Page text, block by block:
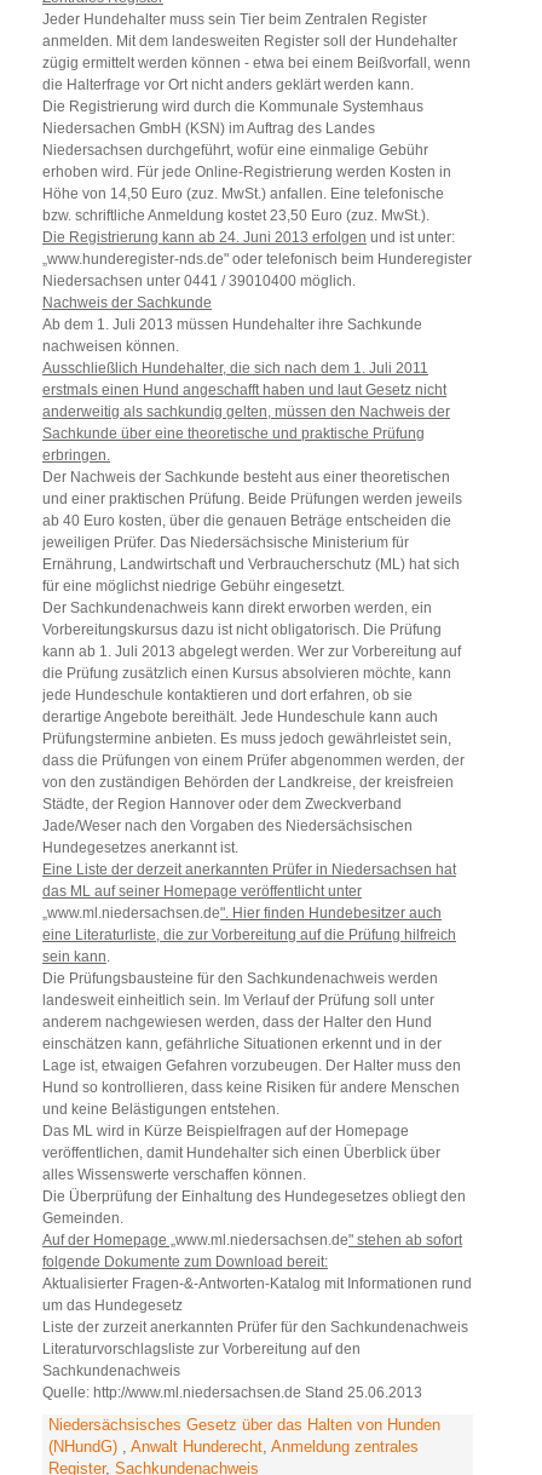
Jeder Hundehalter muss sein Tier beim Zentralen Register
anmelden. Mit dem landesweiten Register soll der Hundehalter
zügig ermittelt werden können - etwa bei einem Beißvorfall, wenn
die Halterfrage vor Ort nicht anders geklärt werden kann.
Die Registrierung wird durch die Kommunale Systemhaus
Niedersachen GmbH (KSN) im Auftrag des Landes
Niedersachsen durchgeführt, wofür eine einmalige Gebühr
erhoben wird. Für jede Online-Registrierung werden Kosten in
Höhe von 14,50 Euro (zuz. MwSt.) anfallen. Eine telefonische
bzw. schriftliche Anmeldung kostet 23,50 Euro (zuz. MwSt.).
Die Registrierung kann ab 24. Juni 2013 erfolgen und ist unter:
„www.hunderegister-nds.de" oder telefonisch beim Hunderegister
Niedersachsen unter 0441 / 39010400 möglich.
Nachweis der Sachkunde
Ab dem 1. Juli 2013 müssen Hundehalter ihre Sachkunde
nachweisen können.
Ausschließlich Hundehalter, die sich nach dem 1. Juli 2011
erstmals einen Hund angeschafft haben und laut Gesetz nicht
anderweitig als sachkundig gelten, müssen den Nachweis der
Sachkunde über eine theoretische und praktische Prüfung
erbringen.
Der Nachweis der Sachkunde besteht aus einer theoretischen
und einer praktischen Prüfung. Beide Prüfungen werden jeweils
ab 40 Euro kosten, über die genauen Beträge entscheiden die
jeweiligen Prüfer. Das Niedersächsische Ministerium für
Ernährung, Landwirtschaft und Verbraucherschutz (ML) hat sich
für eine möglichst niedrige Gebühr eingesetzt.
Der Sachkundenachweis kann direkt erworben werden, ein
Vorbereitungskursus dazu ist nicht obligatorisch. Die Prüfung
kann ab 1. Juli 2013 abgelegt werden. Wer zur Vorbereitung auf
die Prüfung zusätzlich einen Kursus absolvieren möchte, kann
jede Hundeschule kontaktieren und dort erfahren, ob sie
derartige Angebote bereithält. Jede Hundeschule kann auch
Prüfungstermine anbieten. Es muss jedoch gewährleistet sein,
dass die Prüfungen von einem Prüfer abgenommen werden, der
von den zuständigen Behörden der Landkreise, der kreisfreien
Städte, der Region Hannover oder dem Zweckverband
Jade/Weser nach den Vorgaben des Niedersächsischen
Hundegesetzes anerkannt ist.
Eine Liste der derzeit anerkannten Prüfer in Niedersachsen hat
das ML auf seiner Homepage veröffentlicht unter
„www.ml.niedersachsen.de". Hier finden Hundebesitzer auch
eine Literaturliste, die zur Vorbereitung auf die Prüfung hilfreich
sein kann.
Die Prüfungsbausteine für den Sachkundenachweis werden
landesweit einheitlich sein. Im Verlauf der Prüfung soll unter
anderem nachgewiesen werden, dass der Halter den Hund
einschätzen kann, gefährliche Situationen erkennt und in der
Lage ist, etwaigen Gefahren vorzubeugen. Der Halter muss den
Hund so kontrollieren, dass keine Risiken für andere Menschen
und keine Belästigungen entstehen.
Das ML wird in Kürze Beispielfragen auf der Homepage
veröffentlichen, damit Hundehalter sich einen Überblick über
alles Wissenswerte verschaffen können.
Die Überprüfung der Einhaltung des Hundegesetzes obliegt den
Gemeinden.
Auf der Homepage „www.ml.niedersachsen.de" stehen ab sofort
folgende Dokumente zum Download bereit:
Aktualisierter Fragen-&-Antworten-Katalog mit Informationen rund
um das Hundegesetz
Liste der zurzeit anerkannten Prüfer für den Sachkundenachweis
Literaturvorschlagsliste zur Vorbereitung auf den
Sachkundenachweis
Quelle: http://www.ml.niedersachsen.de Stand 25.06.2013
Niedersächsisches Gesetz über das Halten von Hunden
(NHundG) , Anwalt Hunderecht, Anmeldung zentrales
Register, Sachkundenachweis